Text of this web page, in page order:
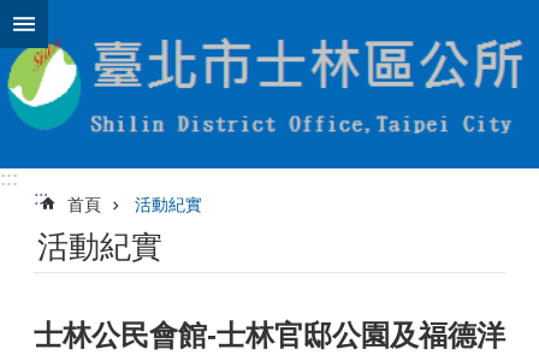
跳到主要內容區塊
:::
:::
首頁 活動紀實
活動紀實
士林公民會館-士林官邸公園及福德洋